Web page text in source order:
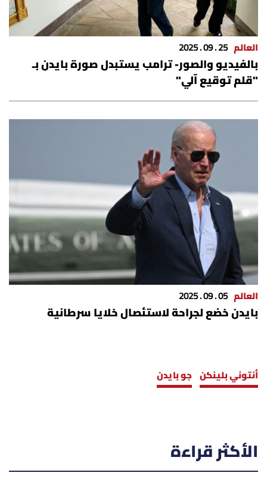
العالم 25 . 09 . 2025
بالفيديو والصور- ترامب يستبدل صورة بايدن بـ
"قلم توقيع آلي"
العالم 05 . 09 . 2025
بايدن خضع لجراحة لاستئصال خلايا سرطانية
أنتوني بلينكن جو بايدن
الأكثر قراءة